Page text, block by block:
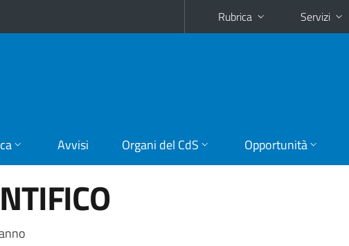
Rubrica Servizi
Avvisi Organi del CdS Opportunità